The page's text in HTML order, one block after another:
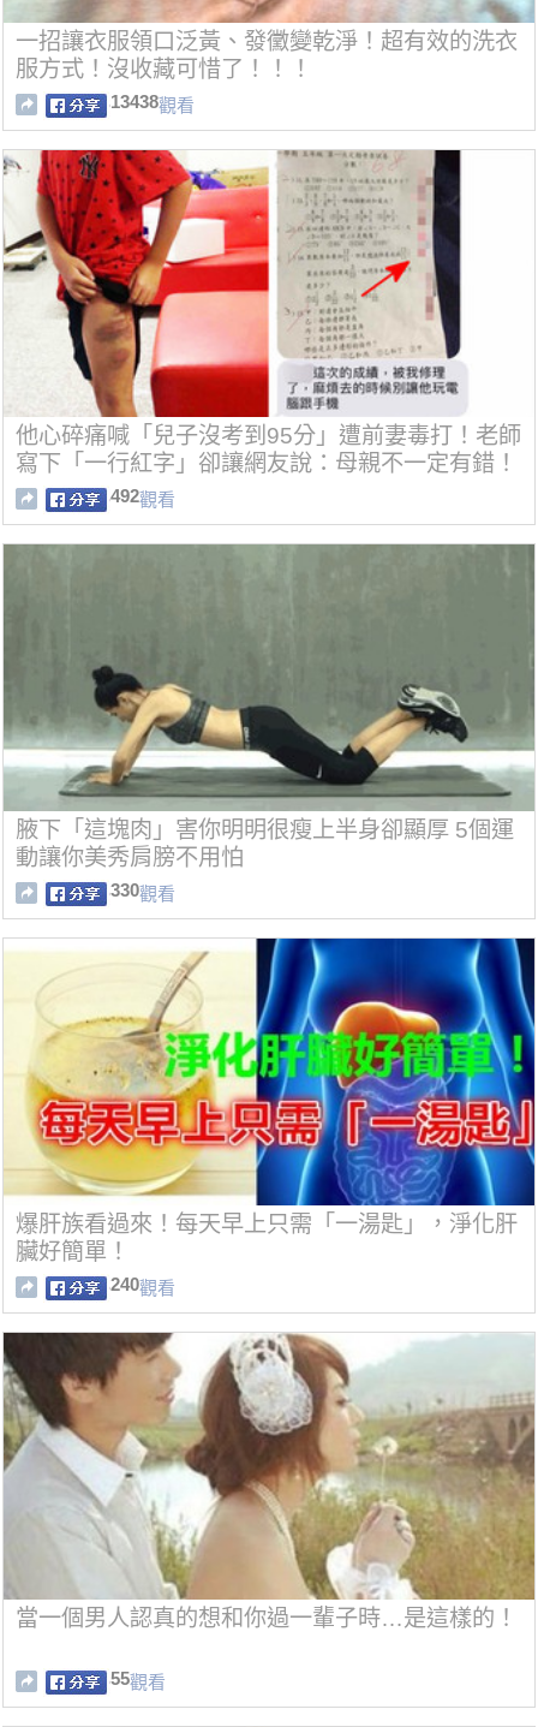
一招讓衣服領口泛黃、發黴變乾淨！超有效的洗衣
服方式！沒收藏可惜了！！！
13438觀看
他心碎痛喊「兒子沒考到95分」遭前妻毒打！老師
寫下「一行紅字」卻讓網友說：母親不一定有錯！
492觀看
腋下「這塊肉」害你明明很瘦上半身卻顯厚 5個運
動讓你美秀肩膀不用怕
330觀看
爆肝族看過來！每天早上只需「一湯匙」，淨化肝
臟好簡單！
240觀看
當一個男人認真的想和你過一輩子時…是這樣的！
55觀看